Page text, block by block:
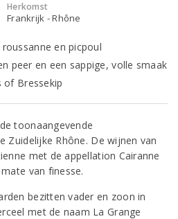
Herkomst
Frankrijk - Rhône
en picpoul
peer en een sappige, volle smaak
of Bressekip
toonaangevende
Zuidelijke Rhône. De wijnen van
met de appellation Cairanne
van finesse.
bezitten vader en zoon in
met de naam La Grange